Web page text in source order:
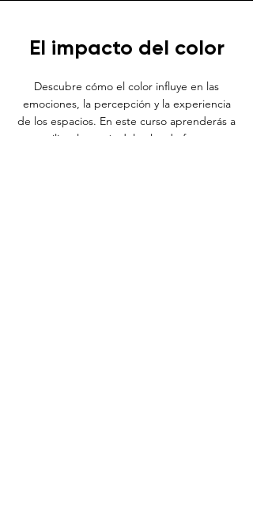
El impacto del color
Descubre cómo el color influye en las
emociones, la percepción y la experiencia
de los espacios. En este curso aprenderás a
utilizar la teoría del color de forma